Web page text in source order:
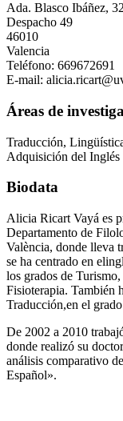
Ada. Blasco Ibáñez, 32
Despacho 49
46010
Valencia
Teléfono: 669672691
E-mail:
Áreas de
Traducción,
Adquisición del Inglés
Biodata
Alicia Ricart Vayá es
Departamento de
València, donde lleva
se ha centrado en
los grados de
Fisioterapia. También
Traducción,en el
De 2002 a 2010
donde realizó su
análisis comparativo
Español».